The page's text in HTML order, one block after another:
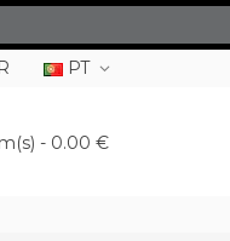
PT
- 0.00 €